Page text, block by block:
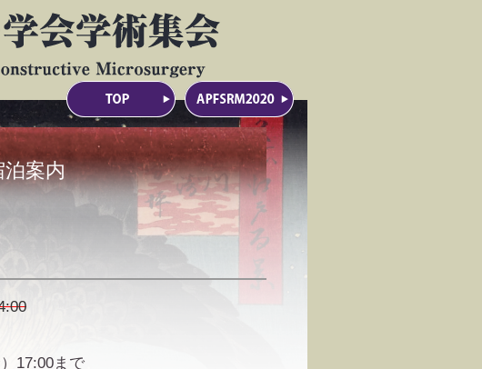
泊案内
17:00まで